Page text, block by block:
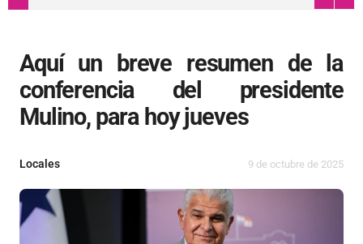
Aquí un breve resumen de la
conferencia del presidente
Mulino, para hoy jueves
Locales 9 de octubre de 2025